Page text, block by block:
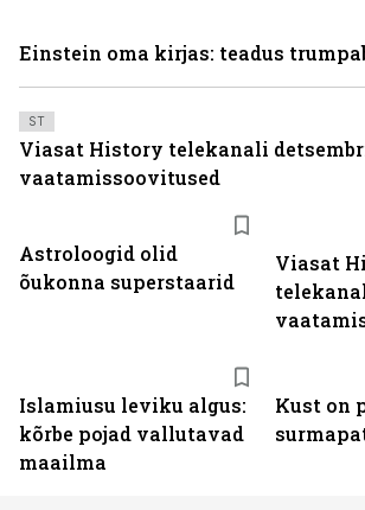
Astroloogid olid
õukonna superstaarid
Viasat
Islamiusu leviku algus:
kõrbe pojad vallutavad
maailma
Kust on
Einstein oma kirjas: teadus
ST
Viasat History telekanali
vaatamissoovitused